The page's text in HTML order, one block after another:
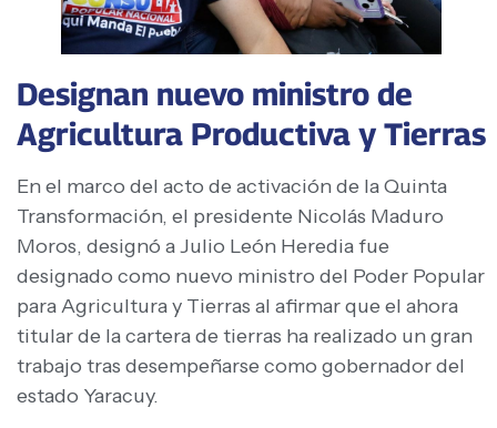
Designan nuevo ministro de
Agricultura Productiva y Tierras
En el marco del acto de activación de la Quinta
Transformación, el presidente Nicolás Maduro
Moros, designó a Julio León Heredia fue
designado como nuevo ministro del Poder Popular
para Agricultura y Tierras al afirmar que el ahora
titular de la cartera de tierras ha realizado un gran
trabajo tras desempeñarse como gobernador del
estado Yaracuy.